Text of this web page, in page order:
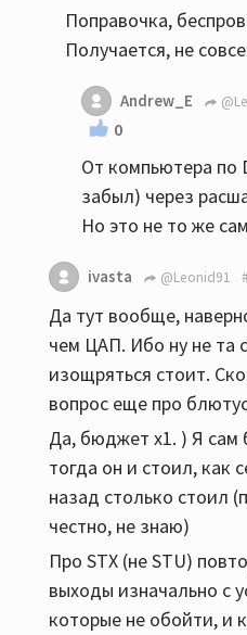
Поправочка,
Получается, не
Andrew_E
0
От компьютера по
забыл) через
Но это не то же
ivasta @Leonid91
Да тут вообще,
чем ЦАП. Ибо ну не та
изощряться стоит.
вопрос еще про
Да, бюджет x1. ) Я сам
тогда он и стоил, как
назад столько стоил
честно, не знаю)
Про STX (не STU)
выходы изначально с
которые не обойти, и